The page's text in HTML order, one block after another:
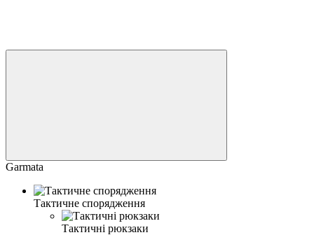
Garmata
Тактичне спорядження
Тактичні рюкзаки